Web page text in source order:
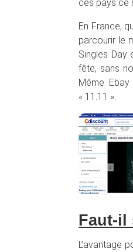
ces pays ce
En France,
parcourir le
Singles Day
fête, sans
Même
« 11.11 ».
Faut-il
L’avantage